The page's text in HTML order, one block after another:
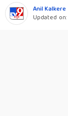
Anil Kalkere
Updated on: